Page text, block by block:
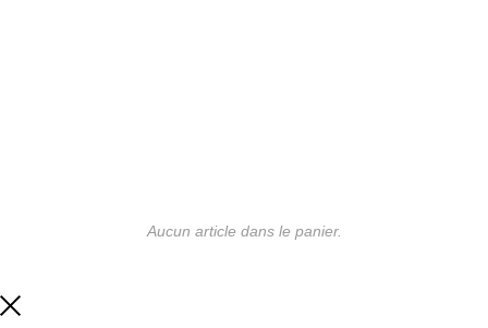
Aucun article dans le panier.